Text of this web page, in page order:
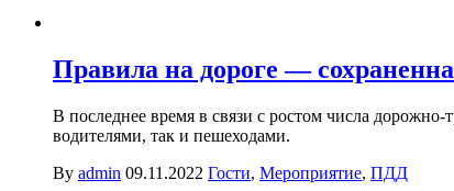
Правила на дороге —
В последнее время в связи с ростом числа
водителями, так и пешеходами.
By admin 09.11.2022 Гости, Мероприятие, ПДД